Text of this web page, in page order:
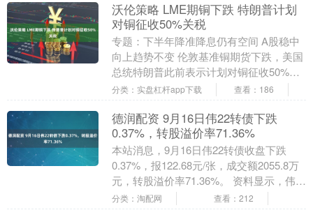
沃伦策略 LME期铜下跌 特朗普计划
对铜征收50%关税
专题：下半年降准降息仍有空间 A股稳中
向上趋势不变 伦敦基准铜期货下跌，美国
总统特朗普此前表示计划对铜征收50%关
税，此举可能引发全球金属市场进一步动
分类：实盘杠杆app下载 查看：186
德润配资 9月16日伟22转债下跌
0.37%，转股溢价率71.36%
本站消息，9月16日伟22转债收盘下跌
0.37%，报122.68元/张，成交额2055.8万
元，转股溢价率71.36%。 资料显示，伟
22转债信用级别为“AA”....
分类：淘配网 查看：212